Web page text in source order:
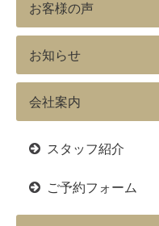
お客様の声
お知らせ
会社案内
スタッフ紹介
ご予約フォーム